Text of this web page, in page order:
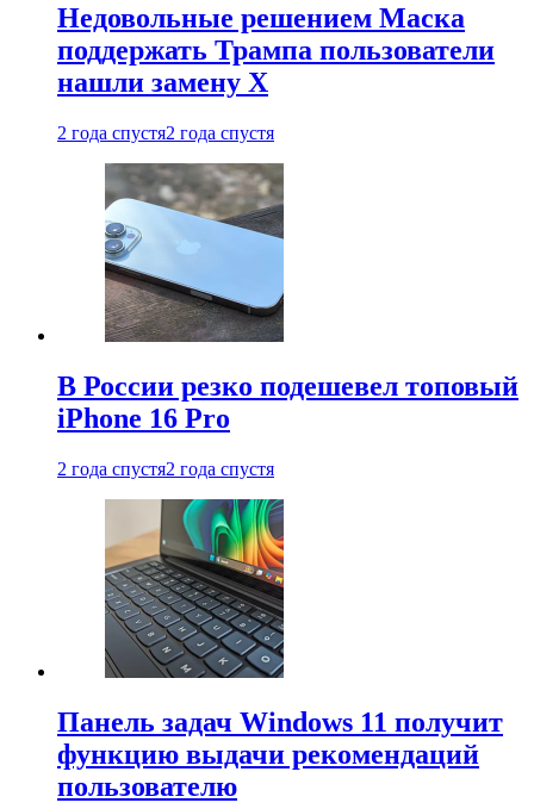
Недовольные решением Маска
поддержать Трампа пользователи
нашли замену X
2 года спустя2 года спустя
В России резко подешевел топовый
iPhone 16 Pro
2 года спустя2 года спустя
Панель задач Windows 11 получит
функцию выдачи рекомендаций
пользователю